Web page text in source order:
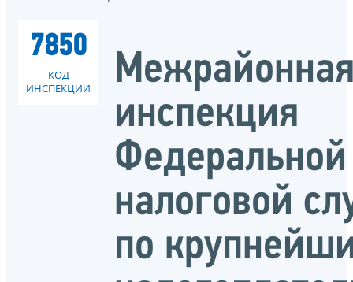
7850
КОД
ИНСПЕКЦИИ
инспекция
Федеральной
налоговой
по